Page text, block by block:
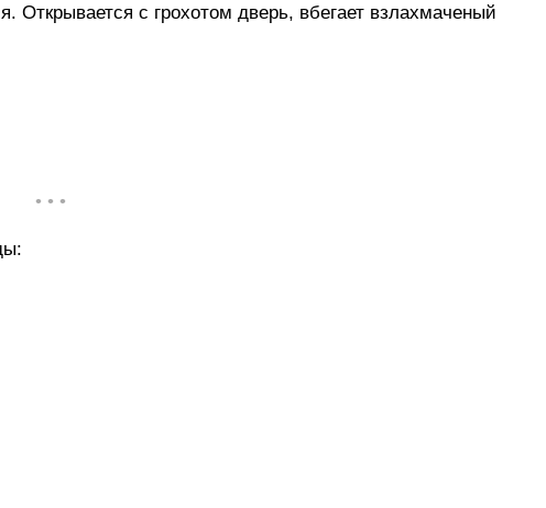
с грохотом дверь, вбегает взлахмаченый
• • •